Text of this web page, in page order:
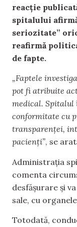
reacție
spitalului
seriozitate”
reafirmă
de fapte.
„Faptele
pot fi atribuite
medical. Spitalul
conformitate cu
transparenței,
pacienți”, se
Administrația
comenta
desfășurare și
sale, cu
Totodată,